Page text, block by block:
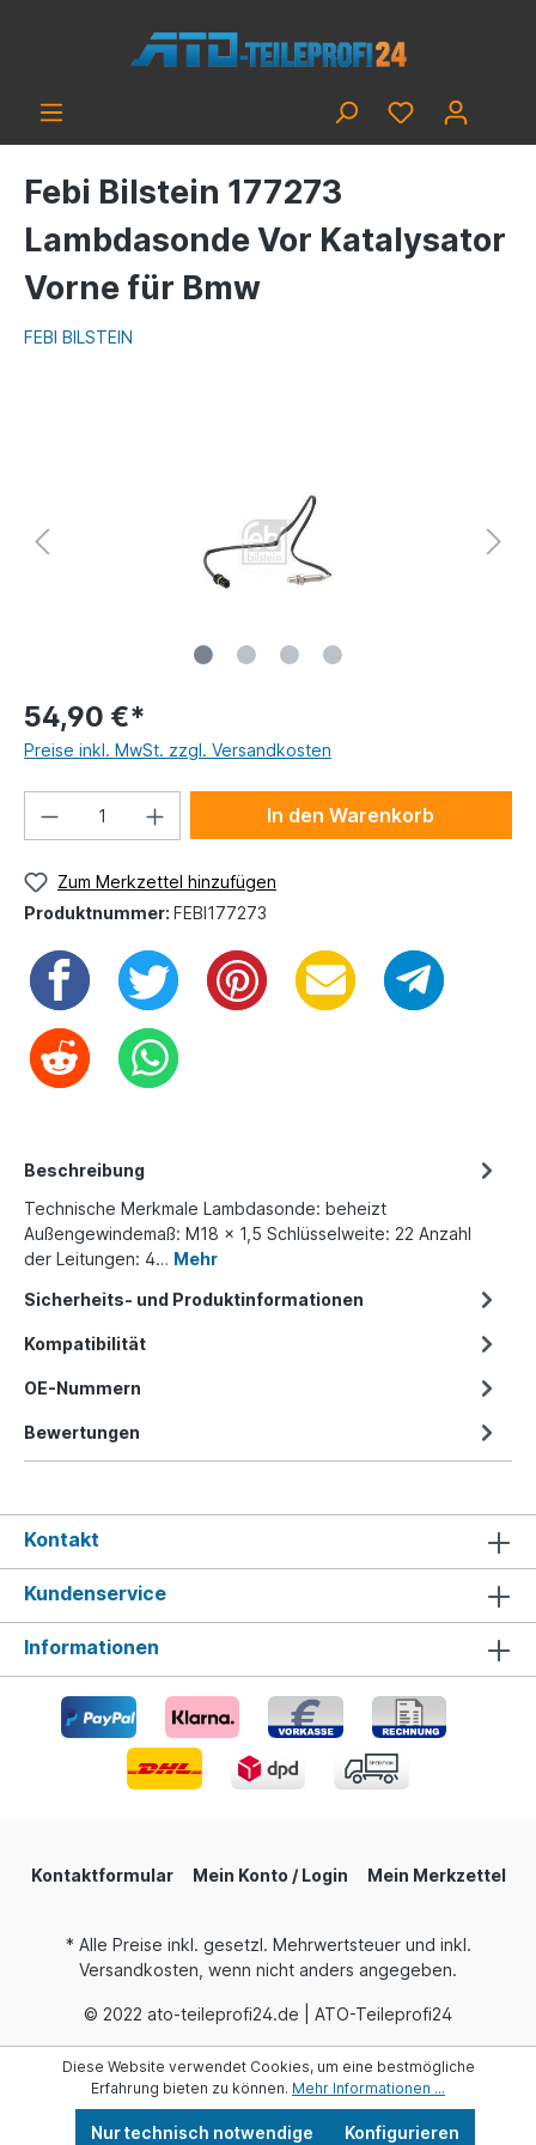
Febi Bilstein 177273
Lambdasonde Vor Katalysator
Vorne für Bmw
FEBI BILSTEIN
54,90 €*
Preise inkl. MwSt. zzgl. Versandkosten
In den Warenkorb
Zum Merkzettel hinzufügen
Produktnummer: FEBI177273
Beschreibung
Technische Merkmale Lambdasonde: beheizt
Außengewindemaß: M18 x 1,5 Schlüsselweite: 22 Anzahl
der Leitungen: 4… Mehr
Sicherheits- und Produktinformationen
Kompatibilität
OE-Nummern
Bewertungen
Kontakt
Kundenservice
Informationen
Kontaktformular Mein Konto / Login Mein Merkzettel
* Alle Preise inkl. gesetzl. Mehrwertsteuer und inkl.
Versandkosten, wenn nicht anders angegeben.
© 2022 ato-teileprofi24.de | ATO-Teileprofi24
Diese Website verwendet Cookies, um eine bestmögliche
Erfahrung bieten zu können. Mehr Informationen ...
Nur technisch notwendige Konfigurieren